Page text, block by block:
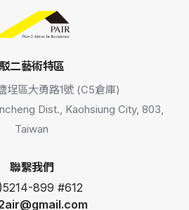
駁二藝術特區
埕區大勇路1號 (C5倉庫)
Dist., Kaohsiung City, 803,
Taiwan
聯繫我們
899 #612